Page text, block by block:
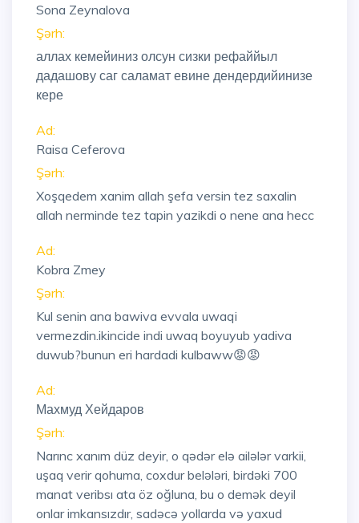
Sona Zeynalova
Şərh:
аллах кемейиниз олсун сизки рефаййыл
дадашову саг саламат евине дендердийинизе
кере
Ad:
Raisa Ceferova
Şərh:
Xoşqedem xanim allah şefa versin tez saxalin
allah nerminde tez tapin yazikdi o nene ana hecc
Ad:
Kobra Zmey
Şərh:
Kul senin ana bawiva evvala uwaqi
vermezdin.ikincide indi uwaq boyuyub yadiva
duwub?bunun eri hardadi kulbaww😡😡
Ad:
Махмуд Хейдаров
Şərh:
Narınc xanım düz deyir, o qədər elə ailələr varkii,
uşaq verir qohuma, coxdur belələri, birdəki 700
manat veribsı ata öz oğluna, bu o demək deyil
onlar imkansızdır, sadəcə yollarda və yaxud